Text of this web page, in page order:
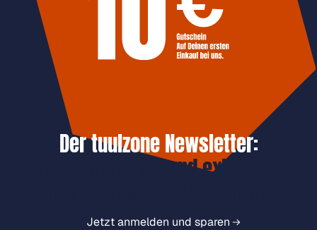
Der tuulzone Newsletter:
Jetzt anmelden und exklusive
Jetzt anmelden und sparen